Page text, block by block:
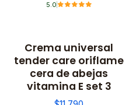
5.0
Crema universal
tender care oriflame
cera de abejas
vitamina E set 3